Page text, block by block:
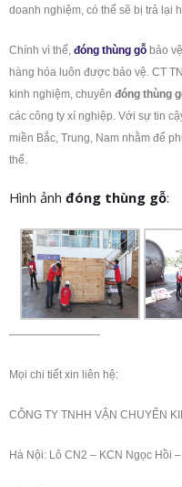
doanh nghiệm, có thể sẽ bị trả lại
Chính vì thế, đóng thùng gỗ bảo
hàng hóa luôn được bảo vệ. CT
kinh nghiệm, chuyên đóng thùng
các công ty xí nghiệp. Với sự tin
miền Bắc, Trung, Nam nhằm để
thể.
Hình ảnh đóng thùng gỗ:
————————-
Mọi chi tiết xin liên hệ:
CÔNG TY TNHH VẬN CHUYỂN
Hà Nội: Lô CN2 – KCN Ngọc Hồi